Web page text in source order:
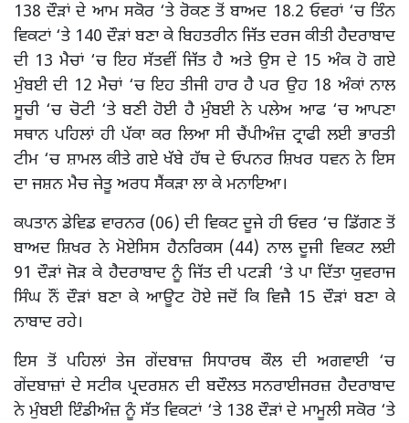
138 ਦੌੜਾਂ ਦੇ ਆਮ ਸਕੋਰ ‘ਤੇ ਰੋਕਣ ਤੋਂ ਬਾਅਦ 18.2 ਓਵਰਾਂ ‘ਚ ਤਿੰਨ
ਵਿਕਟਾਂ ‘ਤੇ 140 ਦੌੜਾਂ ਬਣਾ ਕੇ ਬਿਹਤਰੀਨ ਜਿੱਤ ਦਰਜ ਕੀਤੀ ਹੈਦਰਾਬਾਦ
ਦੀ 13 ਮੈਚਾਂ ‘ਚ ਇਹ ਸੱਤਵੀਂ ਜਿੱਤ ਹੈ ਅਤੇ ਉਸ ਦੇ 15 ਅੰਕ ਹੋ ਗਏ
ਮੁੰਬਈ ਦੀ 12 ਮੈਚਾਂ ‘ਚ ਇਹ ਤੀਜੀ ਹਾਰ ਹੈ ਪਰ ਉਹ 18 ਅੰਕਾਂ ਨਾਲ
ਸੂਚੀ ‘ਚ ਚੋਟੀ ‘ਤੇ ਬਣੀ ਹੋਈ ਹੈ ਮੁੰਬਈ ਨੇ ਪਲੇਅ ਆਫ ‘ਚ ਆਪਣਾ
ਸਥਾਨ ਪਹਿਲਾਂ ਹੀ ਪੱਕਾ ਕਰ ਲਿਆ ਸੀ ਚੈਂਪੀਅੰਜ਼ ਟ੍ਰਾਫੀ ਲਈ ਭਾਰਤੀ
ਟੀਮ ‘ਚ ਸ਼ਾਮਲ ਕੀਤੇ ਗਏ ਖੱਬੇ ਹੱਥ ਦੇ ਓਪਨਰ ਸ਼ਿਖਰ ਧਵਨ ਨੇ ਇਸ
ਦਾ ਜਸ਼ਨ ਮੈਚ ਜੇਤੂ ਅਰਧ ਸੈਂਕੜਾ ਲਾ ਕੇ ਮਨਾਇਆ।
ਕਪਤਾਨ ਡੇਵਿਡ ਵਾਰਨਰ (06) ਦੀ ਵਿਕਟ ਦੂਜੇ ਹੀ ਓਵਰ ‘ਚ ਡਿੱਗਣ ਤੋਂ
ਬਾਅਦ ਸ਼ਿਖਰ ਨੇ ਮੋਏਸਿਸ ਹੈਨਰਿਕਸ (44) ਨਾਲ ਦੂਜੀ ਵਿਕਟ ਲਈ
91 ਦੌੜਾਂ ਜੋੜ ਕੇ ਹੈਦਰਾਬਾਦ ਨੂੰ ਜਿੱਤ ਦੀ ਪਟੜੀ ‘ਤੇ ਪਾ ਦਿੱਤਾ ਯੁਵਰਾਜ
ਸਿੰਘ ਨੌਂ ਦੌੜਾਂ ਬਣਾ ਕੇ ਆਊਟ ਹੋਏ ਜਦੋਂ ਕਿ ਵਿਜੈ 15 ਦੌੜਾਂ ਬਣਾ ਕੇ
ਨਾਬਾਦ ਰਹੇ।
ਇਸ ਤੋਂ ਪਹਿਲਾਂ ਤੇਜ ਗੇਂਦਬਾਜ਼ ਸਿਧਾਰਥ ਕੌਲ ਦੀ ਅਗਵਾਈ ‘ਚ
ਗੇਂਦਬਾਜ਼ਾਂ ਦੇ ਸਟੀਕ ਪ੍ਰਦਰਸ਼ਨ ਦੀ ਬਦੌਲਤ ਸਨਰਾਈਜਰਜ਼ ਹੈਦਰਾਬਾਦ
ਨੇ ਮੁੰਬਈ ਇੰਡੀਅੰਜ਼ ਨੂੰ ਸੱਤ ਵਿਕਟਾਂ ‘ਤੇ 138 ਦੌੜਾਂ ਦੇ ਮਾਮੂਲੀ ਸਕੋਰ ‘ਤੇ